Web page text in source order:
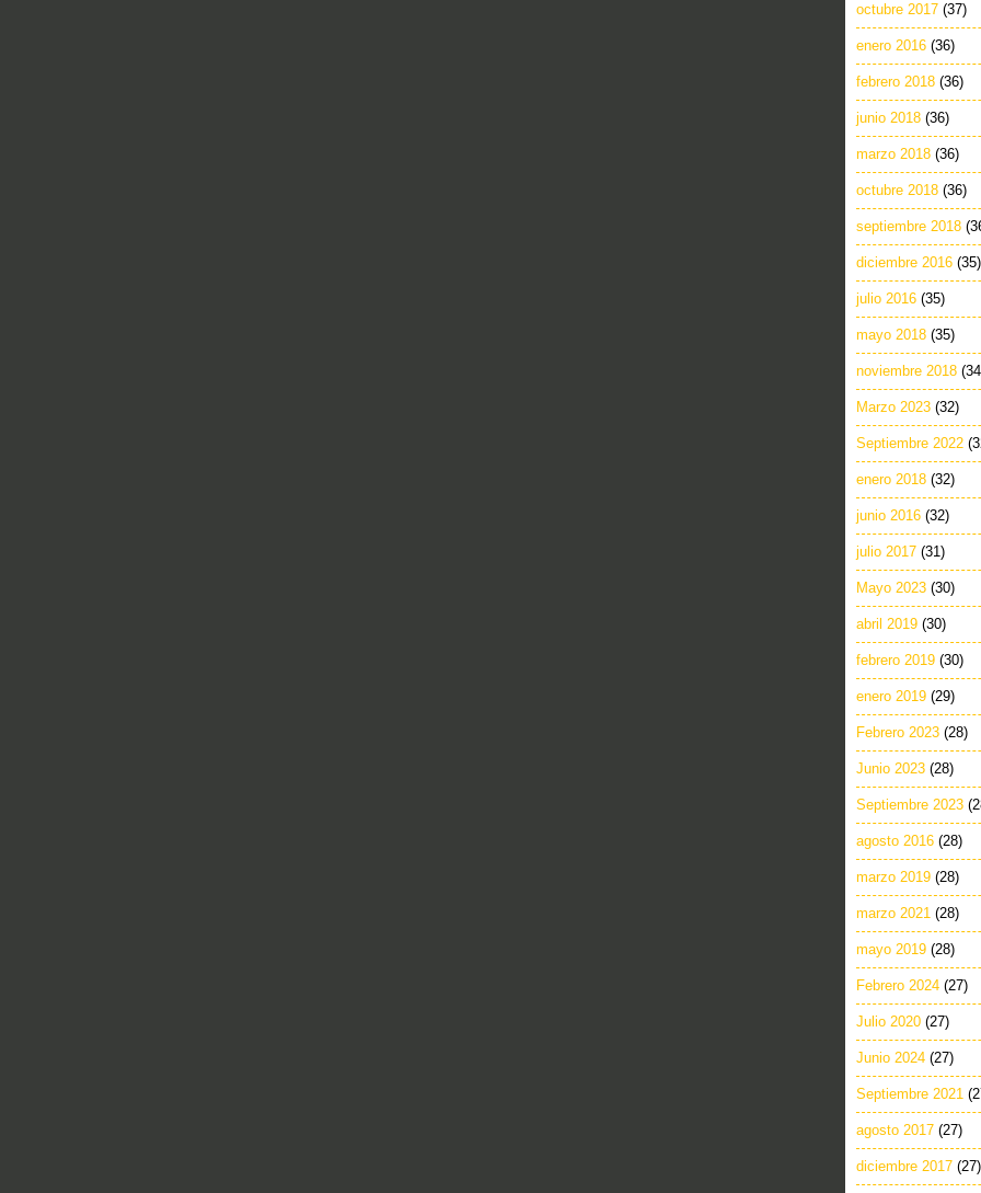
octubre 2017 (37)
enero 2016 (36)
febrero 2018 (36)
junio 2018 (36)
marzo 2018 (36)
octubre 2018 (36)
septiembre 2018
diciembre 2016 (35)
julio 2016 (35)
mayo 2018 (35)
noviembre 2018
Marzo 2023 (32)
Septiembre 2022
enero 2018 (32)
junio 2016 (32)
julio 2017 (31)
Mayo 2023 (30)
abril 2019 (30)
febrero 2019 (30)
enero 2019 (29)
Febrero 2023 (28)
Junio 2023 (28)
Septiembre 2023
agosto 2016 (28)
marzo 2019 (28)
marzo 2021 (28)
mayo 2019 (28)
Febrero 2024 (27)
Julio 2020 (27)
Junio 2024 (27)
Septiembre 2021
agosto 2017 (27)
diciembre 2017 (27)